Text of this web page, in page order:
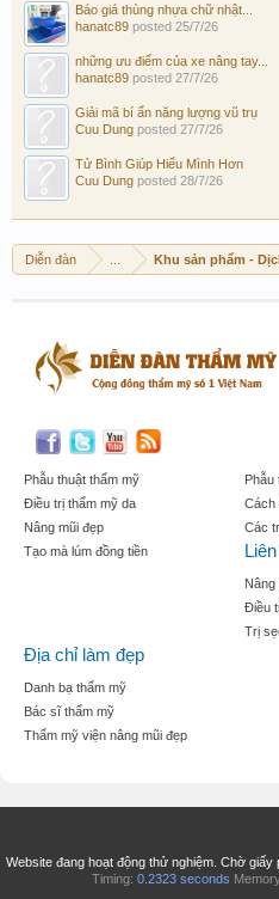
Báo giá thùng nhựa chữ nhật...
hanatc89 posted 25/7/26
những ưu điểm của xe nâng tay...
hanatc89 posted 27/7/26
Giải mã bí ẩn năng lượng vũ trụ
Cuu Dung posted 27/7/26
Tử Bình Giúp Hiểu Mình Hơn
Cuu Dung posted 28/7/26
Diễn đàn Khu sản phẩm -
Phẫu thuật thẩm mỹ
Điều trị thẩm mỹ da
Nâng mũi đẹp
Tạo mà lúm đồng tiền
Phẫu
Cách
Các
Điều
Trị
Địa chỉ làm đẹp
Danh bạ thẩm mỹ
Bác sĩ thẩm mỹ
Thẩm mỹ viện nâng mũi đẹp
Website đang hoạt động thử nghiệm. Chờ giấy
Timing: 0.2323 seconds